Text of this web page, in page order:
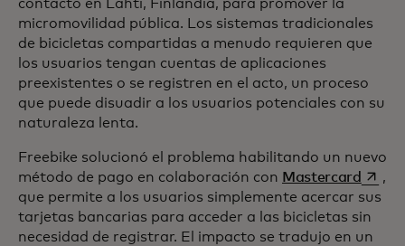
contacto en Lahti, Finlandia, para promover la
micromovilidad pública. Los sistemas tradicionales
de bicicletas compartidas a menudo requieren que
los usuarios tengan cuentas de aplicaciones
preexistentes o se registren en el acto, un proceso
que puede disuadir a los usuarios potenciales con su
naturaleza lenta.
Freebike solucionó el problema habilitando un nuevo
método de pago en colaboración con Mastercard se,
que permite a los usuarios simplemente acercar sus
tarjetas bancarias para acceder a las bicicletas sin
necesidad de registrar. El impacto se tradujo en un